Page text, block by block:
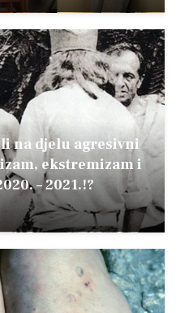
li na djelu agresivni
ekstremizam i
– 2021.!?